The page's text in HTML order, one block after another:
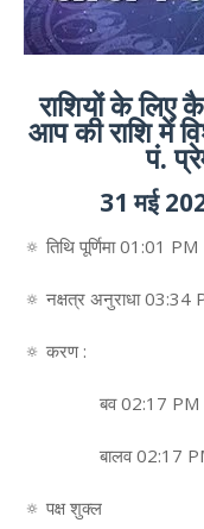
राशियों के लिए
आप की राशि में
पं.
31 मई
🔅 तिथि पूर्णिमा 01:01 PM
🔅 नक्षत्र अनुराधा 03:34
🔅 करण :
बव 02:17 PM
बालव 02:17
🔅 पक्ष शुक्ल